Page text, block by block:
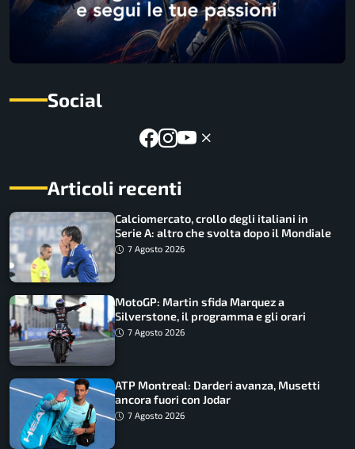
Social
Articoli recenti
Calciomercato, crollo degli italiani in
Serie A: altro che svolta dopo il Mondiale
7 Agosto 2026
MotoGP: Martin sfida Marquez a
Silverstone, il programma e gli orari
7 Agosto 2026
ATP Montreal: Darderi avanza, Musetti
ancora fuori con Jodar
7 Agosto 2026